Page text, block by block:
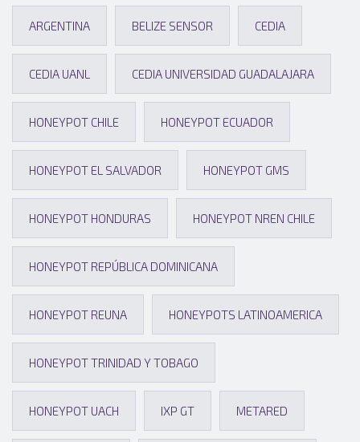
ARGENTINA BELIZE SENSOR CEDIA
CEDIA UANL CEDIA UNIVERSIDAD GUADALAJARA
HONEYPOT CHILE HONEYPOT ECUADOR
HONEYPOT EL SALVADOR HONEYPOT GMS
HONEYPOT HONDURAS HONEYPOT NREN CHILE
HONEYPOT REPÚBLICA DOMINICANA
HONEYPOT REUNA HONEYPOTS LATINOAMERICA
HONEYPOT TRINIDAD Y TOBAGO
HONEYPOT UACH IXP GT METARED